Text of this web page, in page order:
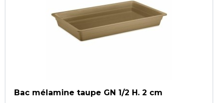
Bac mélamine taupe GN 1/2 H. 2 cm